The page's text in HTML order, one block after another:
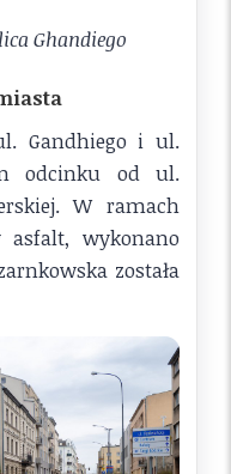
Ghandiego
Gandhiego i ul.
odcinku od ul.
W ramach
asfalt, wykonano
została